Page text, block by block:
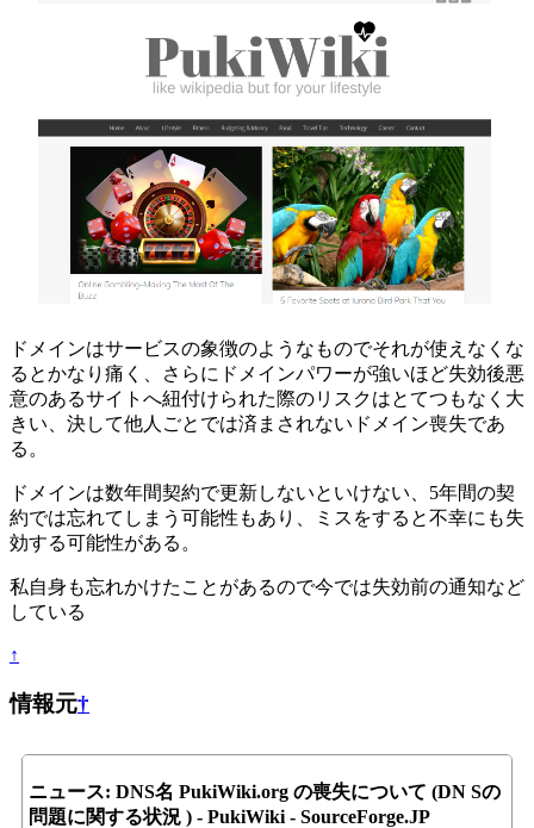
ドメインはサービスの象徴のようなものでそれが使えなくな
るとかなり痛く、さらにドメインパワーが強いほど失効後悪
意のあるサイトへ紐付けられた際のリスクはとてつもなく大
きい、決して他人ごとでは済まされないドメイン喪失であ
る。
ドメインは数年間契約で更新しないといけない、5年間の契
約では忘れてしまう可能性もあり、ミスをすると不幸にも失
効する可能性がある。
私自身も忘れかけたことがあるので今では失効前の通知など
している
↑
情報元†
ニュース: DNS名 PukiWiki.org の喪失について (DN Sの
問題に関する状況 ) - PukiWiki - SourceForge.JP